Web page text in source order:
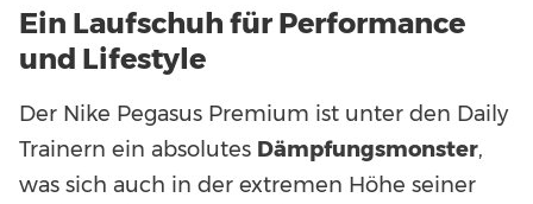
Ein Laufschuh für Performance
und Lifestyle
Der Nike Pegasus Premium ist unter den Daily
Trainern ein absolutes Dämpfungsmonster,
was sich auch in der extremen Höhe seiner